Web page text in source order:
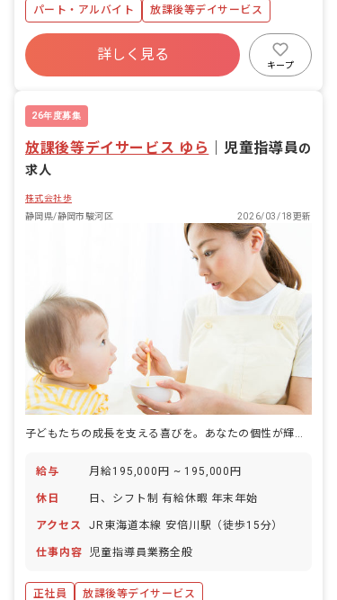
パート・アルバイト 放課後等デイサービス
詳しく見る
キープ
26年度募集
放課後等デイサービス ゆら 児童指導員の
求人
株式会社歩
静岡県/静岡市駿河区
2026/03/18更新
子どもたちの成長を支える喜びを。あなたの個性が輝く場所がここにあります。
給与 月給195,000円 ~ 195,000円
休日 日、シフト制 有給休暇 年末年始
アクセス JR東海道本線 安倍川駅（徒歩15分）
仕事内容 児童指導員業務全般
正社員 放課後等デイサービス